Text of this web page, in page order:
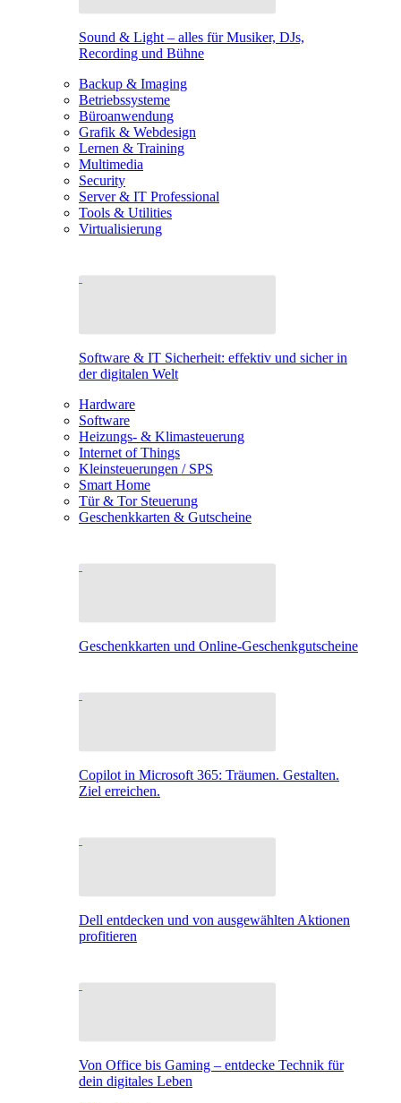
Sound & Light – alles für Musiker, DJs,
Recording und Bühne
Backup & Imaging
Betriebssysteme
Büroanwendung
Grafik & Webdesign
Lernen & Training
Multimedia
Security
Server & IT Professional
Tools & Utilities
Virtualisierung
Software & IT Sicherheit: effektiv und sicher in
der digitalen Welt
Hardware
Software
Heizungs- & Klimasteuerung
Internet of Things
Kleinsteuerungen / SPS
Smart Home
Tür & Tor Steuerung
Geschenkkarten & Gutscheine
Geschenkkarten und Online-Geschenkgutscheine
Copilot in Microsoft 365: Träumen. Gestalten.
Ziel erreichen.
Dell entdecken und von ausgewählten Aktionen
profitieren
Von Office bis Gaming – entdecke Technik für
dein digitales Leben